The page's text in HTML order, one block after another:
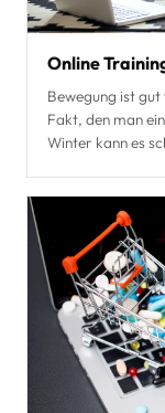
Online
Bewegung ist
Fakt, den man
Winter kann es